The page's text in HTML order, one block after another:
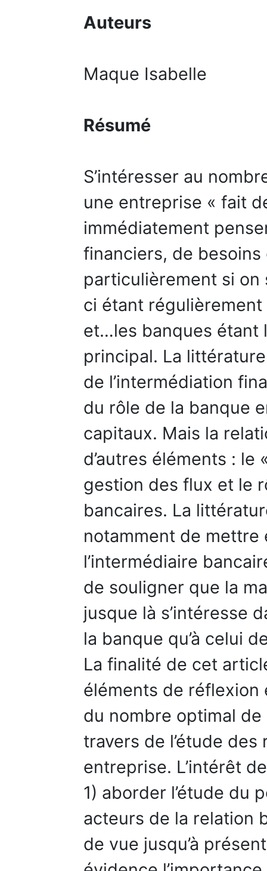
Auteurs
Maque Isabelle
Résumé
S’intéresser au
une entreprise « fait
immédiatement
financiers, de besoins
particulièrement si on
ci étant
et…les banques étant
principal. La
de l’intermédiation
du rôle de la banque
capitaux. Mais la
d’autres éléments : le
gestion des flux et le
bancaires. La
notamment de mettre
l’intermédiaire
de souligner que la
jusque là s’intéresse
la banque qu’à celui
La finalité de cet
éléments de réflexion
du nombre optimal
travers de l’étude des
entreprise. L’intérêt
1) aborder l’étude du
acteurs de la relation
de vue jusqu’à